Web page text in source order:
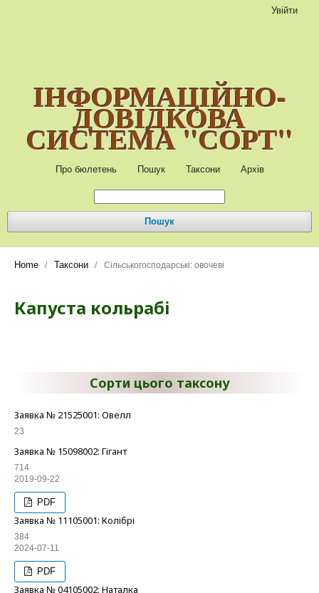
ІНФОРМАЦІЙНО-
ДОВІДКОВА
СИСТЕМА "СОРТ"
Про бюлетень Пошук Таксони Архів
Пошук
Увійти
Home / Таксони / Сільськогосподарські: овочеві
Капуста кольрабі
Сорти цього таксону
Заявка № 21525001: Овелл
23
Заявка № 15098002: Гігант
714
2019-09-22
PDF
Заявка № 11105001: Колібрі
384
2024-07-11
PDF
Заявка № 04105002: Наталка